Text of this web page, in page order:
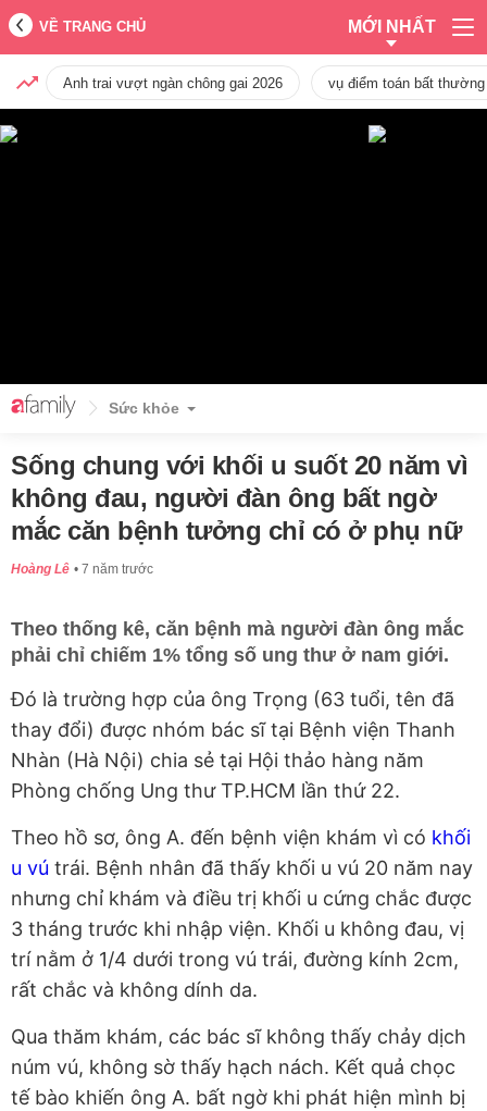
VỀ TRANG CHỦ MỚI NHẤT
Anh trai vượt ngàn chông gai 2026 vụ điểm toán bất
Sức khỏe
Sống chung với khối u suốt 20 năm vì
không đau, người đàn ông bất ngờ
mắc căn bệnh tưởng chỉ có ở phụ nữ
Hoàng Lê 7 năm trước
Theo thống kê, căn bệnh mà người đàn ông mắc
phải chỉ chiếm 1% tổng số ung thư ở nam giới.
Đó là trường hợp của ông Trọng (63 tuổi, tên đã
thay đổi) được nhóm bác sĩ tại Bệnh viện Thanh
Nhàn (Hà Nội) chia sẻ tại Hội thảo hàng năm
Phòng chống Ung thư TP.HCM lần thứ 22.
Theo hồ sơ, ông A. đến bệnh viện khám vì có khối
u vú trái. Bệnh nhân đã thấy khối u vú 20 năm nay
nhưng chỉ khám và điều trị khối u cứng chắc được
3 tháng trước khi nhập viện. Khối u không đau, vị
trí nằm ở 1/4 dưới trong vú trái, đường kính 2cm,
rất chắc và không dính da.
Qua thăm khám, các bác sĩ không thấy chảy dịch
núm vú, không sờ thấy hạch nách. Kết quả chọc
tế bào khiến ông A. bất ngờ khi phát hiện mình bị